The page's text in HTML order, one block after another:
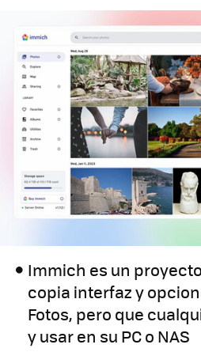
Immich es un
copia interfaz y
Fotos, pero que
y usar en su PC o NAS